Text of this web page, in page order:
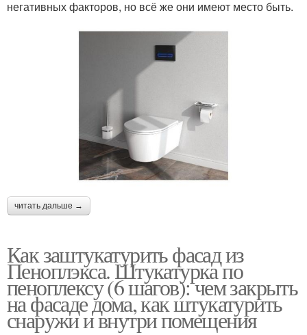
негативных факторов, но всё же они имеют место быть.
читать дальше →
Как заштукатурить фасад из
Пеноплэкса. Штукатурка по
пеноплексу (6 шагов): чем закрыть
на фасаде дома, как штукатурить
снаружи и внутри помещения